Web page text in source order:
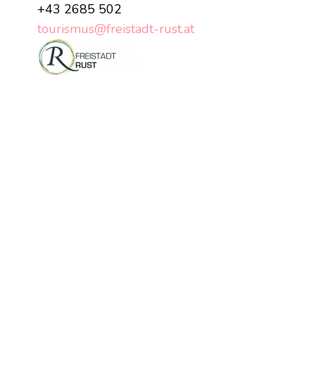
+43 2685 502
tourismus@freistadt-rust.at